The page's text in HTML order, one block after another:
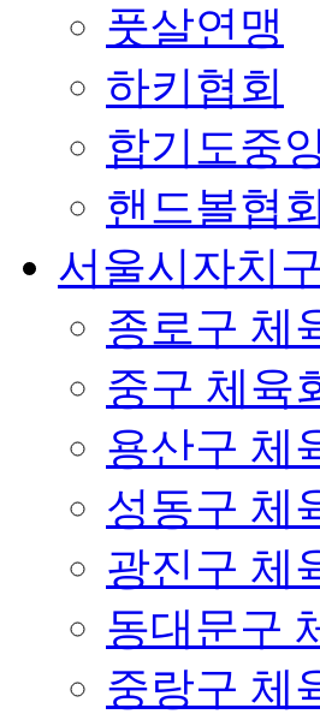
풋살연맹
하키협회
합기도중
핸드볼협회
서울시자치
종로구 체
중구 체육
용산구 체
성동구 체
광진구 체
동대문구
중랑구 체